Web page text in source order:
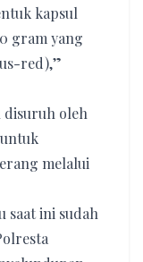
kapsul
gram yang
red),”
disuruh oleh
melalui
saat ini sudah